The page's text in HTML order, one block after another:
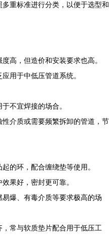
重标准进行分类，以便于选型和
高，但造价和安装要求也高。
用于中低压管道系统。
不宜焊接的场合。
性介质或需要频繁拆卸的管道，节
的环，配合缠绕垫等使用。
果好，密封更可靠。
易爆、有毒介质等要求极高的场
，常与软质垫片配合用于低压工